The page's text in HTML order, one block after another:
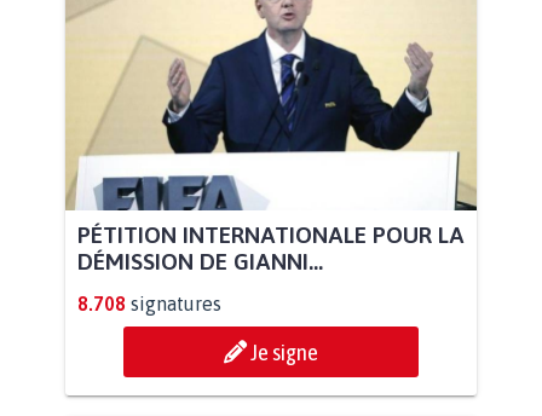
PÉTITION INTERNATIONALE POUR LA
DÉMISSION DE GIANNI...
8.708 signatures
Je signe